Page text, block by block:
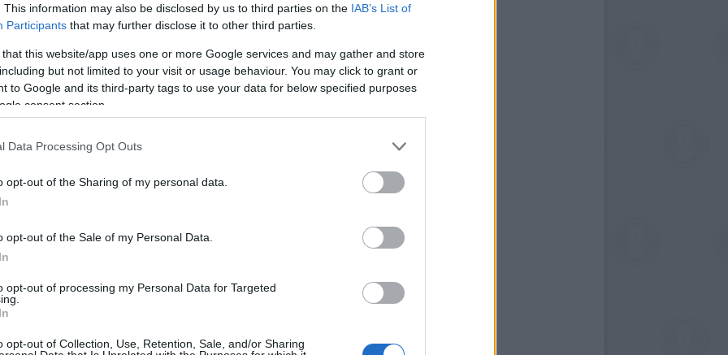
This information may also be disclosed by us to third parties on the IAB’s List of
Participants that may further disclose it to other third parties.
that this website/app uses one or more Google services and may gather and store
but not limited to your visit or usage behaviour. You may click to grant or
to Google and its third-party tags to use your data for below specified purposes
consent section.
Data Processing Opt Outs
opt-out of the Sharing of my personal data.
opt-out of the Sale of my Personal Data.
opt-out of processing my Personal Data for Targeted
opt-out of Collection, Use, Retention, Sale, and/or Sharing
de tanároknál még inkább: hogy indult a
beletenyerelve): mi visz rá pedagógusokat
zenéléssel töltsék, és ráadásul ki merjenek
ami osztálykiránduláson, tábortűznél
– kezdett bele a történetbe Kovács Péter, a
a régmúlt időkig nyúlnak vissza: karácsonyi
alkalmából előadott dalokhoz, tiszapüspöki
Ezeken közülünk szinte mindenki gyakran
csapatról szó sem volt. A vízválasztót a 2012-es
néhány számmal, és úgy jöttünk le a
kell!«. És folytattuk: a tavaszi István-napon